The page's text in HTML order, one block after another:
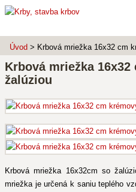
Úvod > Krbová mriežka 16x32 cm
Krbová mriežka
žalúziou
Krbová mriežka 16x32cm so
mriežka je určená k saniu teplého